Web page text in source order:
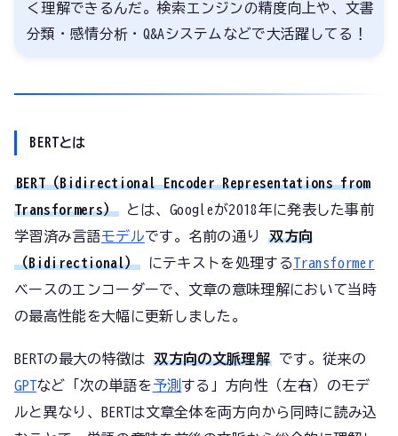
く理解できるんだ。検索エンジンの精度向上や、文書
分類・感情分析・Q&Aシステムなどで大活躍してる！
BERTとは
BERT（Bidirectional Encoder Representations from
Transformers）とは、Googleが2018年に発表した事前
学習済み言語モデルです。名前の通り 双方向
（Bidirectional） にテキストを処理するTransformer
ベースのエンコーダーで、文章の意味理解において当時
の最高性能を大幅に更新しました。
BERTの最大の特徴は 双方向の文脈理解です。従来の
GPTなど「次の単語を予測 する」方向性（左→右）のモデ
ルと異なり、BERTは文章全体を両方向から同時に読み込